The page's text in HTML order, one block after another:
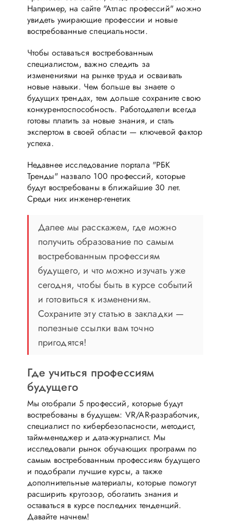
Например, на сайте "Атлас профессий" можно
увидеть умирающие профессии и новые
востребованные специальности.
Чтобы оставаться востребованным
специалистом, важно следить за
изменениями на рынке труда и осваивать
новые навыки. Чем больше вы знаете о
будущих трендах, тем дольше сохраните свою
конкурентоспособность. Работодатели всегда
готовы платить за новые знания, и стать
экспертом в своей области — ключевой фактор
успеха.
Недавнее исследование портала "РБК
Тренды" назвало 100 профессий, которые
будут востребованы в ближайшие 30 лет.
Среди них инженер-генетик
Далее мы расскажем, где можно
получить образование по самым
востребованным профессиям
будущего, и что можно изучать уже
сегодня, чтобы быть в курсе событий
и готовиться к изменениям.
Сохраните эту статью в закладки —
полезные ссылки вам точно
пригодятся!
Где учиться профессиям
будущего
Мы отобрали 5 профессий, которые будут
востребованы в будущем: VR/AR-разработчик,
специалист по кибербезопасности, методист,
тайм-менеджер и дата-журналист. Мы
исследовали рынок обучающих программ по
самым востребованным профессиям будущего
и подобрали лучшие курсы, а также
дополнительные материалы, которые помогут
расширить кругозор, обогатить знания и
оставаться в курсе последних тенденций.
Давайте начнем!